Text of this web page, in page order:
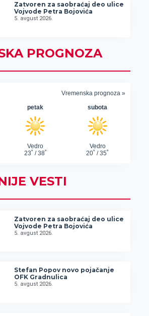
Zatvoren za saobraćaj deo ulice
Vojvode Petra Bojovića
5. avgust 2026.
PROGNOZA
VESTI
Zatvoren za saobraćaj deo ulice
Vojvode Petra Bojovića
5. avgust 2026.
Stefan Popov novo pojačanje
OFK Gradnulica
5. avgust 2026.